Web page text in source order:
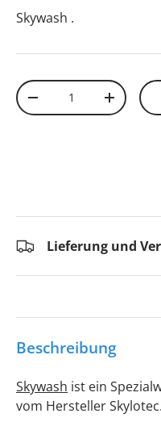
Skywash .
Anzahl
-
+
Lieferung und
Beschreibung
Skywash ist ein
vom Hersteller Skylotec.